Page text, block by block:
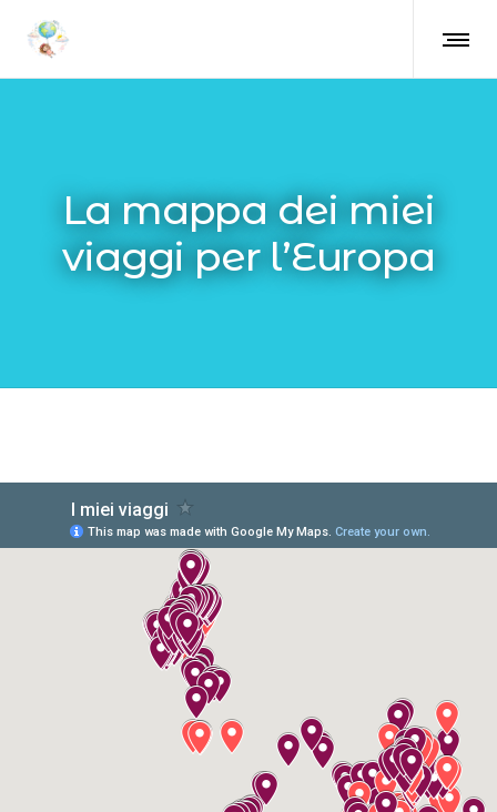
La mappa dei miei
viaggi per l’Europa